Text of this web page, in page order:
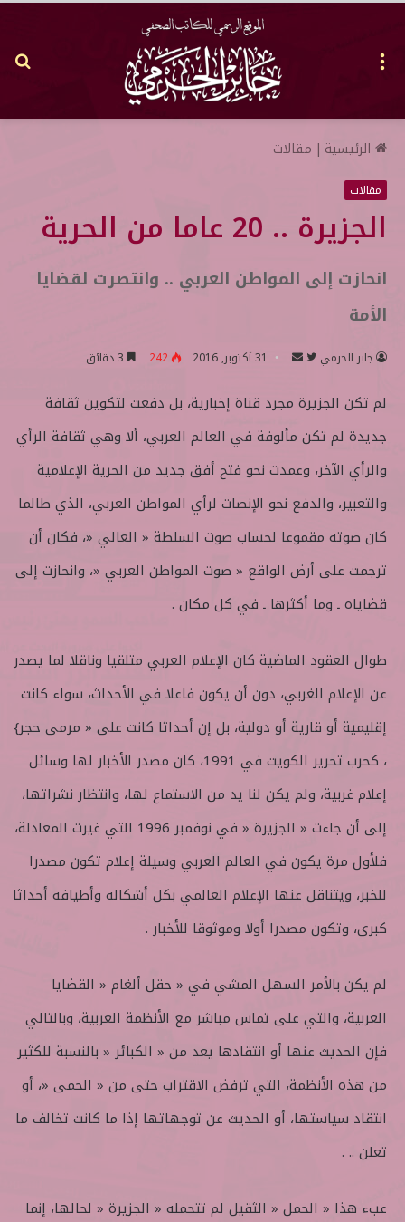
الرئيسية | مقالات
مقالات
الجزيرة .. 20 عاما من الحرية
انحازت إلى المواطن العربي .. وانتصرت لقضايا
الأمة
جابر الحرمي
ت
ب
ع
ل
ت
و
ت
ر
س
ل
ب
ر
د
ا
ل
ك
و
ي
ا
31 أكتوبر, 2016 242
لم تكن الجزيرة مجرد قناة إخبارية، بل دفعت لتكوين ثقافة
جديدة لم تكن مألوفة في العالم العربي، ألا وهي ثقافة الرأي
والرأي الآخر، وعمدت نحو فتح أفق جديد من الحرية الإعلامية
والتعبير، والدفع نحو الإنصات لرأي المواطن العربي، الذي طالما
كان صوته مقموعا لحساب صوت السلطة « العالي «، فكان أن
ترجمت على أرض الواقع « صوت المواطن العربي «، وانحازت إلى
قضاياه ـ وما أكثرها ـ في كل مكان .
طوال العقود الماضية كان الإعلام العربي متلقيا وناقلا لما يصدر
عن الإعلام الغربي، دون أن يكون فاعلا في الأحداث، سواء كانت
إقليمية أو قارية أو دولية، بل إن أحداثا كانت على « مرمى حجر}
، كحرب تحرير الكويت في 1991، كان مصدر الأخبار لها وسائل
إعلام غربية، ولم يكن لنا يد من الاستماع لها، وانتظار نشراتها،
إلى أن جاءت « الجزيرة « في نوفمبر 1996 التي غيرت المعادلة،
فلأول مرة يكون في العالم العربي وسيلة إعلام تكون مصدرا
للخبر، ويتناقل عنها الإعلام العالمي بكل أشكاله وأطيافه أحداثا
كبرى، وتكون مصدرا أولا وموثوقا للأخبار .
لم يكن بالأمر السهل المشي في « حقل ألغام « القضايا
العربية، والتي على تماس مباشر مع الأنظمة العربية، وبالتالي
فإن الحديث عنها أو انتقادها يعد من « الكبائر « بالنسبة للكثير
من هذه الأنظمة، التي ترفض الاقتراب حتى من « الحمى «، أو
انتقاد سياستها، أو الحديث عن توجهاتها إذا ما كانت تخالف ما
تعلن .. .
عبء هذا « الحمل « الثقيل لم تتحمله « الجزيرة « لحالها، إنما